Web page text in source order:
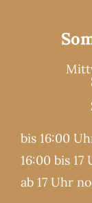
bis 16:00
16:00 bis
ab 17 Uhr